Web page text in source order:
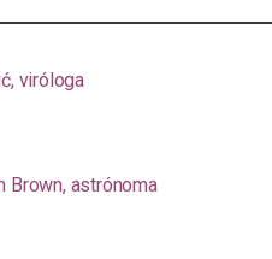
viróloga
Brown, astrónoma